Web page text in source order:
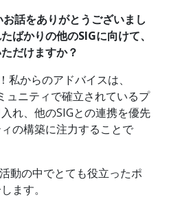
話をありがとうございまし
ばかりの他のSIGに向けて、
だけますか？
私からのアドバイスは、
ニティで確立されているプ
れ、他のSIGとの連携を優先
の構築に注力することで
動の中でとても役立ったポ
ます。